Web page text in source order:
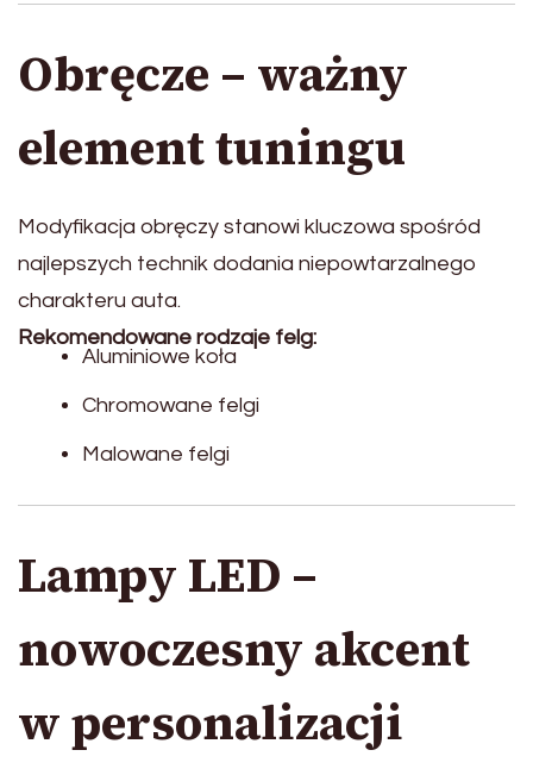
Obręcze – ważny
element tuningu
Modyfikacja obręczy stanowi kluczowa spośród
najlepszych technik dodania niepowtarzalnego
charakteru auta.
Rekomendowane rodzaje felg:
Aluminiowe koła
Chromowane felgi
Malowane felgi
Lampy LED –
nowoczesny akcent
w personalizacji